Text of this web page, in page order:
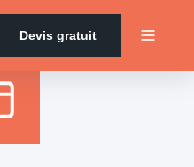
Devis gratuit